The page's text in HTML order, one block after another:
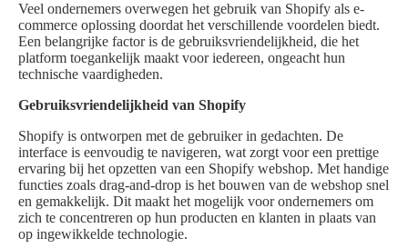
Veel ondernemers overwegen het gebruik van Shopify als e-
commerce oplossing doordat het verschillende voordelen biedt.
Een belangrijke factor is de gebruiksvriendelijkheid, die het
platform toegankelijk maakt voor iedereen, ongeacht hun
technische vaardigheden.
Gebruiksvriendelijkheid van Shopify
Shopify is ontworpen met de gebruiker in gedachten. De
interface is eenvoudig te navigeren, wat zorgt voor een prettige
ervaring bij het opzetten van een Shopify webshop. Met handige
functies zoals drag-and-drop is het bouwen van de webshop snel
en gemakkelijk. Dit maakt het mogelijk voor ondernemers om
zich te concentreren op hun producten en klanten in plaats van
op ingewikkelde technologie.